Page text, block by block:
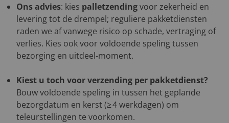
Ons advies: kies palletzendingvoor zekerheid en
levering tot de drempel; reguliere pakketdiensten
raden we af vanwege risico op schade, vertraging of
verlies. Kies ook voor voldoende speling tussen
bezorging en uitdeel-moment.
Kiest u toch voor verzending per pakketdienst?
Bouw voldoende speling in tussen het geplande
bezorgdatum en kerst (≥ 4 werkdagen) om
teleurstellingen te voorkomen.